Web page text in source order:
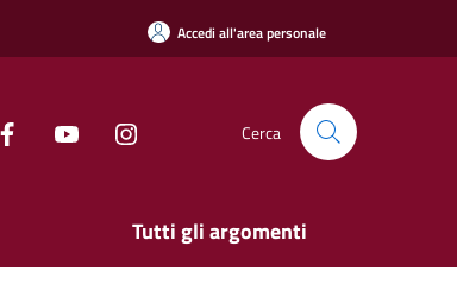
Accedi all'area personale
Cerca
Tutti gli argomenti